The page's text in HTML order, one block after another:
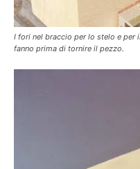
I fori nel braccio per lo stelo e per
fanno prima di tornire il pezzo.